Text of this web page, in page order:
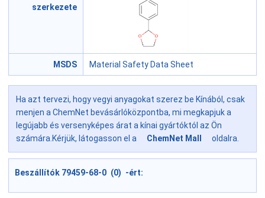
szerkezete
MSDS Material Safety Data Sheet
Ha azt tervezi, hogy vegyi anyagokat szerez be Kínából, csak
menjen a ChemNet bevásárlóközpontba, mi megkapjuk a
legújabb és versenyképes árat a kínai gyártóktól az Ön
számára.Kérjük, látogasson el a
ChemNet Mall oldalra.
Beszállítók 79459-68-0 (0) -ért: